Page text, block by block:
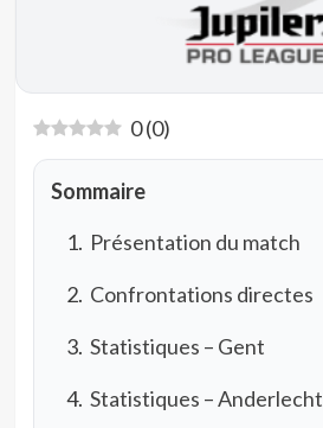
0(0)
Sommaire
Présentation du match
Confrontations directes
Statistiques – Gent
Statistiques – Anderlecht